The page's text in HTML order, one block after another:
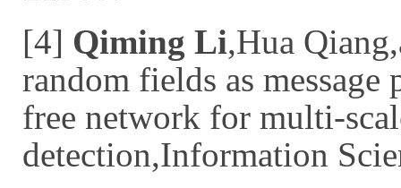
[4] Qiming Li,Hua
random fields as message
free network for multi-
detection,Information